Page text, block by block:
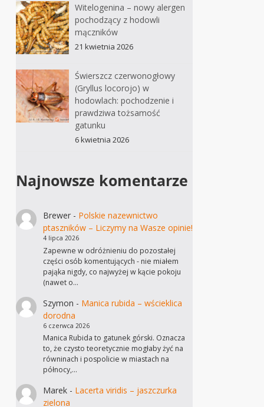
Witelogenina – nowy alergen
pochodzący z hodowli
mączników
21 kwietnia 2026
Świerszcz czerwonogłowy
(Gryllus locorojo) w
hodowlach: pochodzenie i
prawdziwa tożsamość
gatunku
6 kwietnia 2026
Najnowsze komentarze
Brewer- Polskie nazewnictwo
ptaszników – Liczymy na Wasze opinie!
4 lipca 2026
Zapewne w odróżnieniu do pozostałej
części osób komentujących - nie miałem
pająka nigdy, co najwyżej w kącie pokoju
(nawet o…
Szymon - Manica rubida – wścieklica
dorodna
6 czerwca 2026
Manica Rubida to gatunek górski. Oznacza
to, że czysto teoretycznie mogłaby żyć na
równinach i pospolicie w miastach na
północy,…
Marek- Lacerta viridis – jaszczurka
zielona